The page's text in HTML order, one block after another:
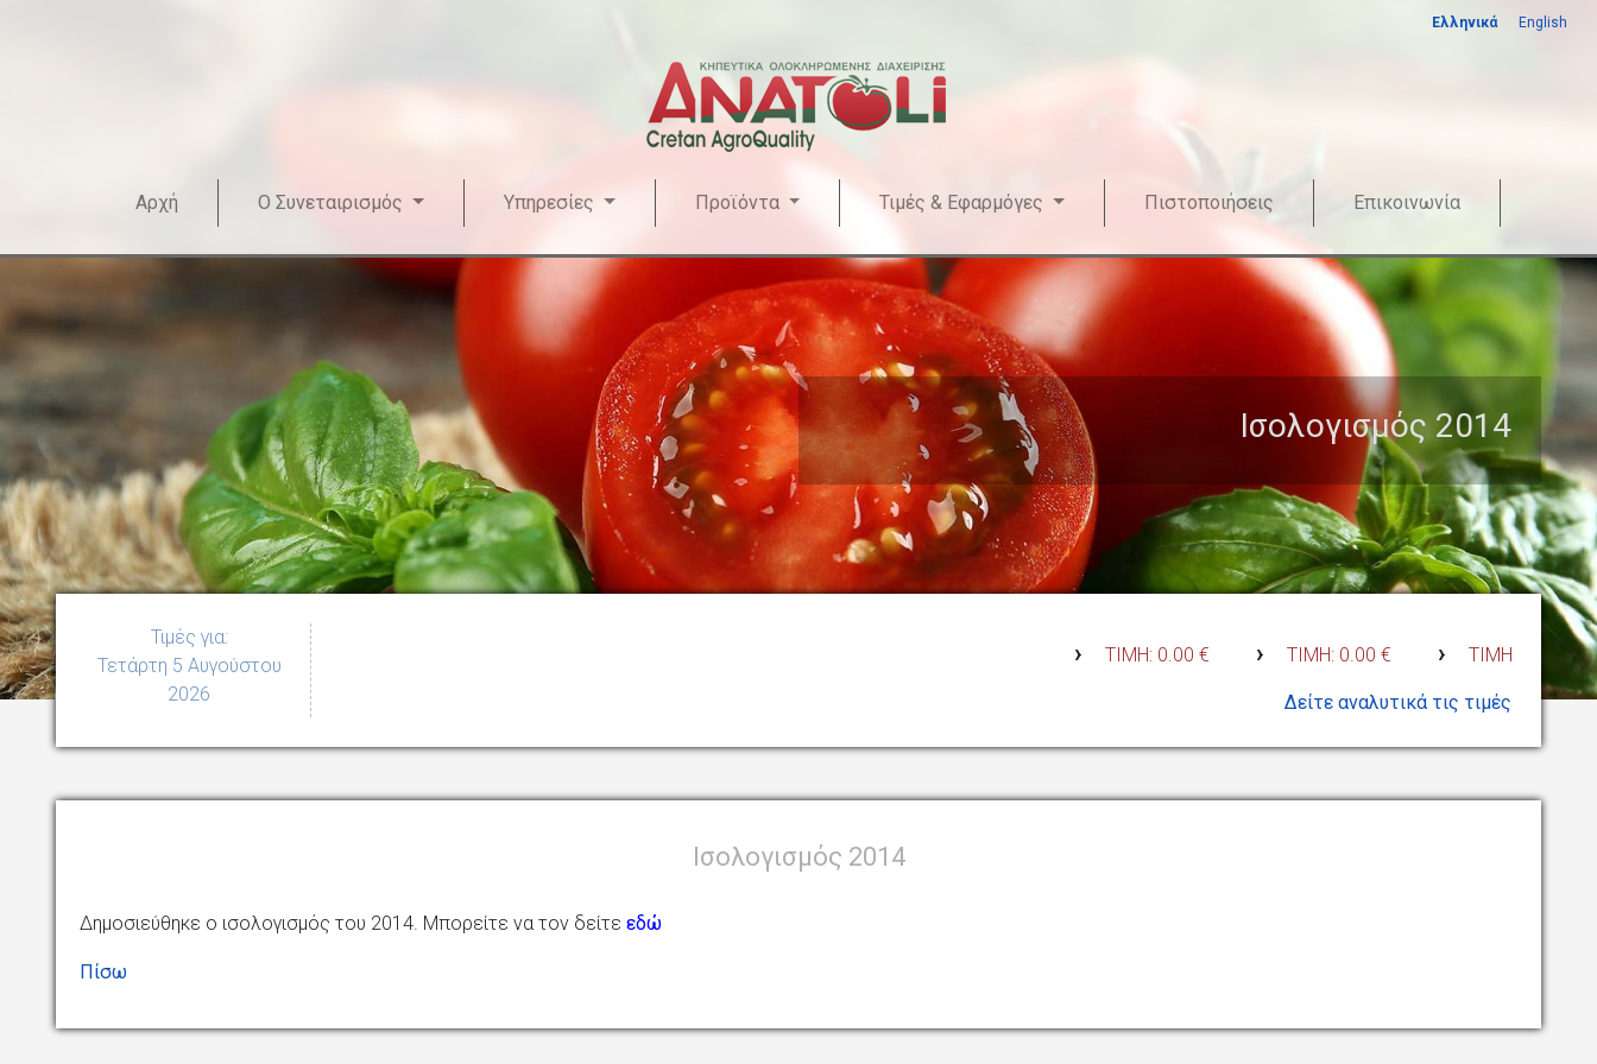
Ελληνικά English
Αρχή Ο Συνεταιρισμός Υπηρεσίες Προϊόντα Τιμές & Εφαρμόγες Πιστοποιήσεις Επικοινωνία
Iσολογισμός 2014
Τιμές για:
Τετάρτη 5 Αυγούστου
2026
ΤΙΜΗ: 0.00 € › ΤΙΜΗ: 0.00 € › ΤΙΜΗ: 0.00 €
Δείτε αναλυτικά τις τιμές
Iσολογισμός 2014
Δημοσιεύθηκε ο ισολογισμός του 2014. Μπορείτε να τον δείτε εδώ
Πίσω